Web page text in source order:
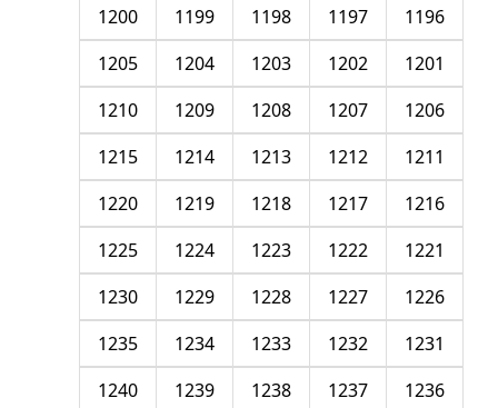
1196
1197
1198
1199
1200
1201
1202
1203
1204
1205
1206
1207
1208
1209
1210
1211
1212
1213
1214
1215
1216
1217
1218
1219
1220
1221
1222
1223
1224
1225
1226
1227
1228
1229
1230
1231
1232
1233
1234
1235
1236
1237
1238
1239
1240